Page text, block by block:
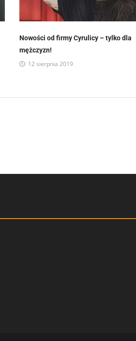
Nowości od firmy Cyrulicy – tylko dla
mężczyzn!
12 sierpnia 2019